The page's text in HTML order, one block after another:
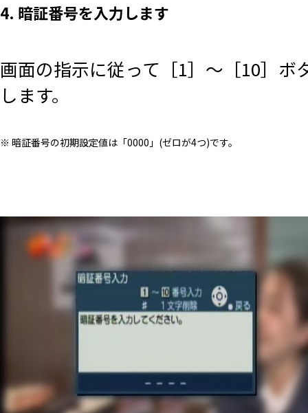
4. 暗証番号を入力します
画面の指示に従って［1］～［10］ボ
します。
※ 暗証番号の初期設定値は「0000」(ゼロが4つ)です。